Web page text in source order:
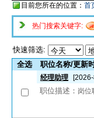
目前您所在的位置： 首
热门搜索关键字:
快速筛选:
全选
职位名称/更新
经理助理
职位描述： 岗位